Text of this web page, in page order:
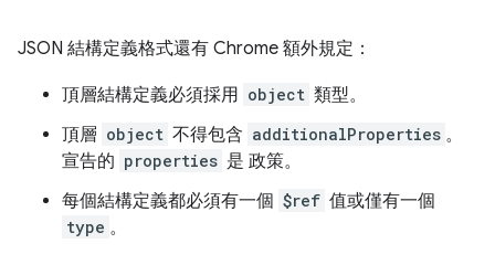
JSON 結構定義格式還有 Chrome 額外規定：
頂層結構定義必須採用 object 類型。
頂層 object 不得包含 additionalProperties 。
宣告的 properties 是 政策。
每個結構定義都必須有一個 $ref 值或僅有一個
type 。